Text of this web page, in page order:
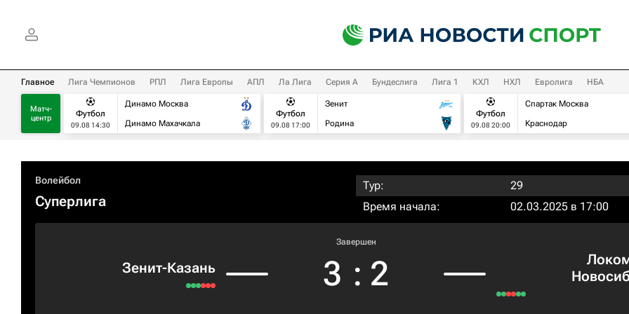
Главное Лига Чемпионов РПЛ Лига Европы АПЛ Ла Лига Серия А Бундеслига Лига 1 КХЛ НХЛ Евролига НБА
Матч-
центр
Футбол
09.08 14:30
Динамо Москва
Динамо Махачкала
Футбол
09.08 17:00
Зенит
Родина
Футбол
09.08 20:00
Спартак Москва
Краснодар
Волейбол
Суперлига
Тур:
29
Время начала:
02.03.2025 в 17:00
Зенит-Казань
Завершен
3 : 2